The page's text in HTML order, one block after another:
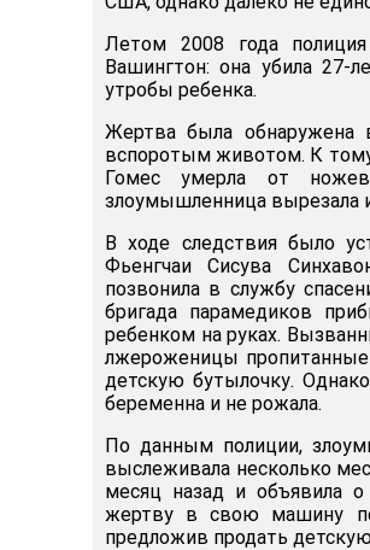
Летом 2008 года
Вашингтон: она убила 27-
утробы ребенка.
Жертва была обнаружена
вспоротым животом. К
Гомес умерла от
злоумышленница вырезала
В ходе следствия было
Фьенгчаи Сисува
позвонила в службу
бригада парамедиков
ребенком на руках.
лжероженицы
детскую бутылочку.
беременна и не рожала.
По данным полиции,
выслеживала несколько
месяц назад и объявила
жертву в свою машину
предложив продать